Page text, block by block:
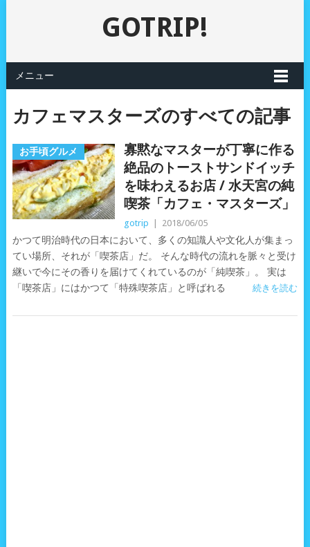
GOTRIP!
メニュー
カフェマスターズのすべての記事
お手頃グルメ
寡黙なマスターが丁寧に作る
絶品のトーストサンドイッチ
を味わえるお店 / 水天宮の純
喫茶「カフェ・マスターズ」
gotrip 2018/06/05
かつて明治時代の日本において、多くの知識人や文化人が集まっ
てい場所、それが「喫茶店」だ。 そんな時代の流れを脈々と受け
継いで今にその香りを届けてくれているのが「純喫茶」。 実は
「喫茶店」にはかつて「特殊喫茶店」と呼ばれる
続きを読む